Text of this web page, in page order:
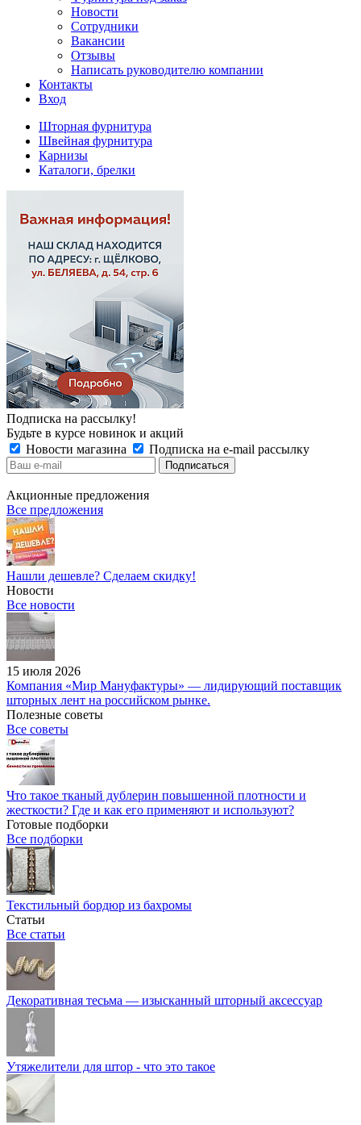
Новости
Сотрудники
Вакансии
Отзывы
Написать руководителю компании
Контакты
Вход
Шторная фурнитура
Швейная фурнитура
Карнизы
Каталоги, брелки
Подписка на рассылку!
Будьте в курсе новинок и акций
Новости магазина
Подписка на e-mail рассылку
Акционные предложения
Все предложения
Нашли дешевле? Сделаем скидку!
Новости
Все новости
15 июля 2026
Компания «Мир Мануфактуры» — лидирующий поставщик
шторных лент на российском рынке.
Полезные советы
Все советы
Что такое тканый дублерин повышенной плотности и
жесткости? Где и как его применяют и используют?
Готовые подборки
Все подборки
Текстильный бордюр из бахромы
Статьи
Все статьи
Декоративная тесьма — изысканный шторный аксессуар
Утяжелители для штор - что это такое